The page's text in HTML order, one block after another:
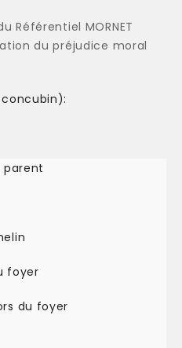
Référentiel MORNET
du préjudice moral
parent
foyer
du foyer